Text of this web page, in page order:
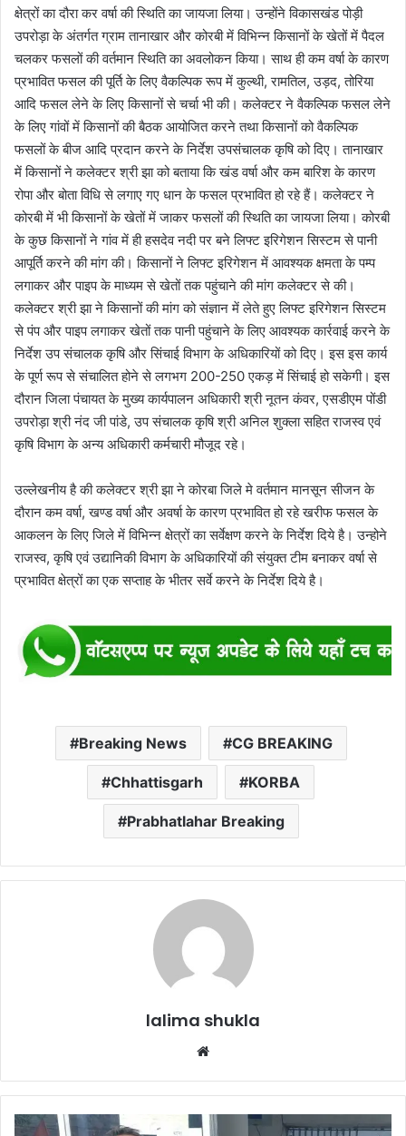
क्षेत्रों का दौरा कर वर्षा की स्थिति का जायजा लिया। उन्होंने विकासखंड पोड़ी
उपरोड़ा के अंतर्गत ग्राम तानाखार और कोरबी में विभिन्न किसानों के खेतों में पैदल
चलकर फसलों की वर्तमान स्थिति का अवलोकन किया। साथ ही कम वर्षा के कारण
प्रभावित फसल की पूर्ति के लिए वैकल्पिक रूप में कुल्थी, रामतिल, उड़द, तोरिया
आदि फसल लेने के लिए किसानों से चर्चा भी की। कलेक्टर ने वैकल्पिक फसल लेने
के लिए गांवों में किसानों की बैठक आयोजित करने तथा किसानों को वैकल्पिक
फसलों के बीज आदि प्रदान करने के निर्देश उपसंचालक कृषि को दिए। तानाखार
में किसानों ने कलेक्टर श्री झा को बताया कि खंड वर्षा और कम बारिश के कारण
रोपा और बोता विधि से लगाए गए धान के फसल प्रभावित हो रहे हैं। कलेक्टर ने
कोरबी में भी किसानों के खेतों में जाकर फसलों की स्थिति का जायजा लिया। कोरबी
के कुछ किसानों ने गांव में ही हसदेव नदी पर बने लिफ्ट इरिगेशन सिस्टम से पानी
आपूर्ति करने की मांग की। किसानों ने लिफ्ट इरिगेशन में आवश्यक क्षमता के पम्प
लगाकर और पाइप के माध्यम से खेतों तक पहुंचाने की मांग कलेक्टर से की।
कलेक्टर श्री झा ने किसानों की मांग को संज्ञान में लेते हुए लिफ्ट इरिगेशन सिस्टम
से पंप और पाइप लगाकर खेतों तक पानी पहुंचाने के लिए आवश्यक कार्रवाई करने के
निर्देश उप संचालक कृषि और सिंचाई विभाग के अधिकारियों को दिए। इस इस कार्य
के पूर्ण रूप से संचालित होने से लगभग 200-250 एकड़ में सिंचाई हो सकेगी। इस
दौरान जिला पंचायत के मुख्य कार्यपालन अधिकारी श्री नूतन कंवर, एसडीएम पोंडी
उपरोड़ा श्री नंद जी पांडे, उप संचालक कृषि श्री अनिल शुक्ला सहित राजस्व एवं
कृषि विभाग के अन्य अधिकारी कर्मचारी मौजूद रहे।
उल्लेखनीय है की कलेक्टर श्री झा ने कोरबा जिले मे वर्तमान मानसून सीजन के
दौरान कम वर्षा, खण्ड वर्षा और अवर्षा के कारण प्रभावित हो रहे खरीफ फसल के
आकलन के लिए जिले में विभिन्न क्षेत्रों का सर्वेक्षण करने के निर्देश दिये है। उन्होने
राजस्व, कृषि एवं उद्यानिकी विभाग के अधिकारियों की संयुक्त टीम बनाकर वर्षा से
प्रभावित क्षेत्रों का एक सप्ताह के भीतर सर्वे करने के निर्देश दिये है।
Breaking News CG BREAKING
Chhattisgarh KORBA
Prabhatlahar Breaking
lalima shukla
पुरानी